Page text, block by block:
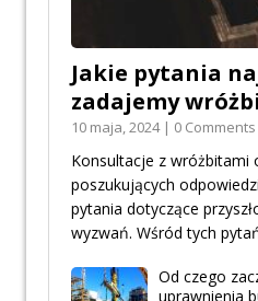
Jakie pytania
zadajemy
10 maja, 2024 | 0 Comments
Konsultacje z wróżbitami
poszukujących
pytania dotyczące
wyzwań. Wśród tych
Od czego
uprawnienia